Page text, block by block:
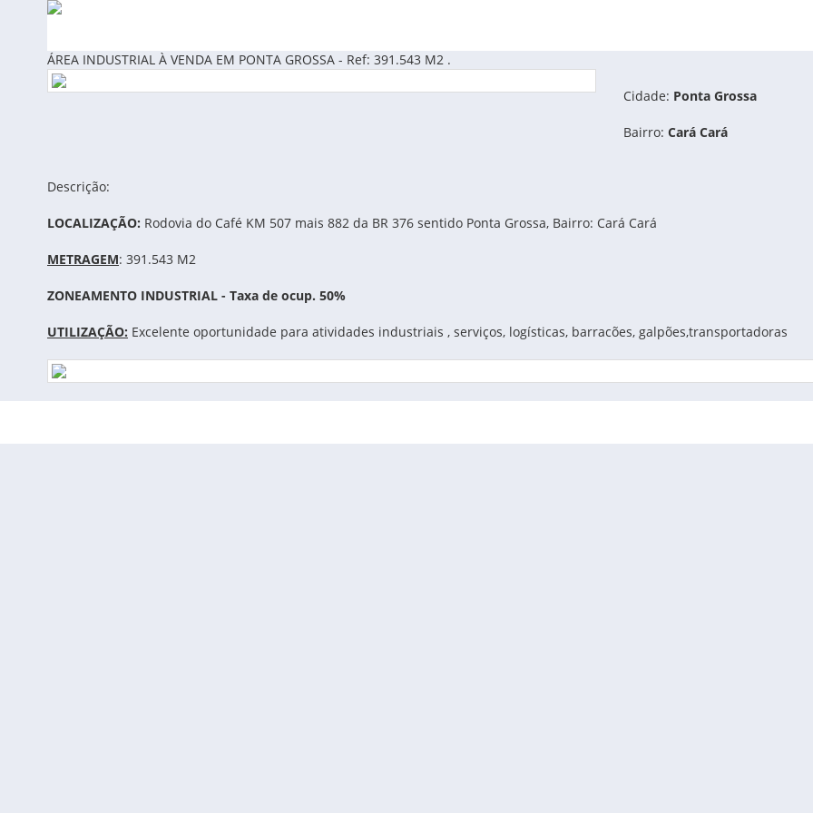
ÁREA INDUSTRIAL À VENDA EM PONTA GROSSA - Ref: 391.543 M2 .
Cidade: Ponta Grossa
Bairro: Cará Cará
Descrição:
LOCALIZAÇÃO: Rodovia do Café KM 507 mais 882 da BR 376 sentido Ponta Grossa, Bairro: Cará Cará
METRAGEM: 391.543 M2
ZONEAMENTO INDUSTRIAL - Taxa de ocup. 50%
UTILIZAÇÃO: Excelente oportunidade para atividades industriais , serviços, logísticas, barracões, galpões,transportadoras